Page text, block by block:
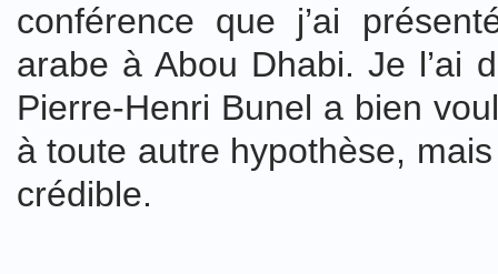
conférence que j’ai
arabe à Abou Dhabi. Je l’ai
Pierre-Henri Bunel a bien
à toute autre hypothèse,
crédible.